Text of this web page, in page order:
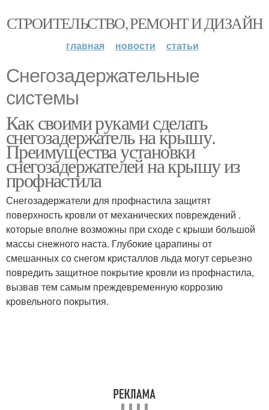
СТРОИТЕЛЬСТВО, РЕМОНТ И ДИЗАЙН
главная новости статьи
Снегозадержательные
системы
Как своими руками сделать
снегозадержатель на крышу.
Преимущества установки
снегозадержателей на крышу из
профнастила
Снегозадержатели для профнастила защитят
поверхность кровли от механических повреждений .
которые вполне возможны при сходе с крыши большой
массы снежного наста. Глубокие царапины от
смешанных со снегом кристаллов льда могут серьезно
повредить защитное покрытие кровли из профнастила,
вызвав тем самым преждевременную коррозию
кровельного покрытия.